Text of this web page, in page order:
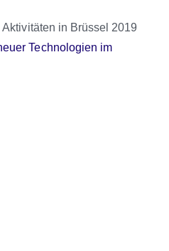
Aktivitäten in Brüssel 2019
Technologien im